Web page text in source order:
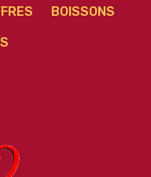
BOISSONS